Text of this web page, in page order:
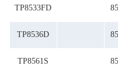
TP8533FD
TP8536D
TP8561S